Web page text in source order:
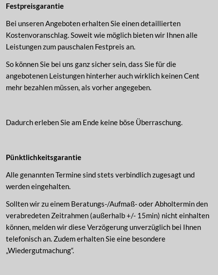
Festpreisgarantie
Bei unseren Angeboten erhalten Sie einen detaillierten
Kostenvoranschlag. Soweit wie möglich bieten wir Ihnen alle
Leistungen zum pauschalen Festpreis an.
So können Sie bei uns ganz sicher sein, dass Sie für die
angebotenen Leistungen hinterher auch wirklich keinen Cent
mehr bezahlen müssen, als vorher angegeben.
Dadurch erleben Sie am Ende keine böse Überraschung.
Pünktlichkeitsgarantie
Alle genannten Termine sind stets verbindlich zugesagt und
werden eingehalten.
Sollten wir zu einem Beratungs-/Aufmaß- oder Abholtermin den
verabredeten Zeitrahmen (außerhalb +/- 15min) nicht einhalten
können, melden wir diese Verzögerung unverzüglich bei Ihnen
telefonisch an. Zudem erhalten Sie eine besondere
„Wiedergutmachung“.